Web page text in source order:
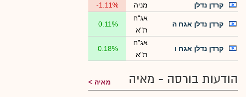
קרדן נדלן מניה -1.11%
קרדן נדלן אגח ה
אג"ח
ת"א
0.11%
קרדן נדלן אגח ו
אג"ח
ת"א
0.18%
הודעות בורסה - מאיה מאיה